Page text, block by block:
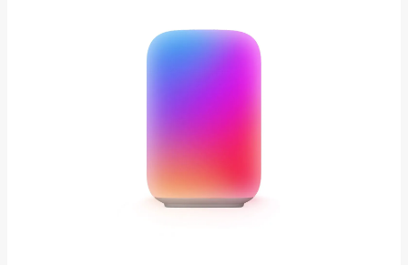
Умный светильник Яндекс (эмби-лампа)
5 380 ₽